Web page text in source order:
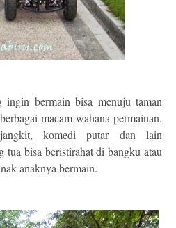
ingin bermain bisa menuju taman
macam wahana permainan.
jangkit, komedi putar dan lain
tua bisa beristirahat di bangku atau
anaknya bermain.